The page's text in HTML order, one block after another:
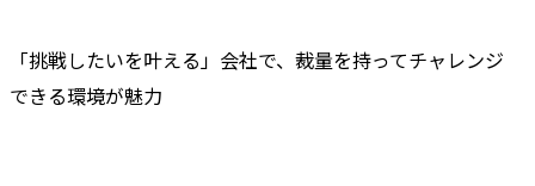
「挑戦したいを叶える」会社で、裁量を持ってチャレンジ
できる環境が魅力